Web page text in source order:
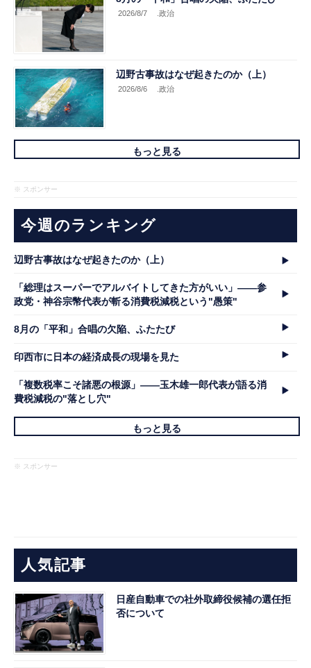
2026/8/7 .政治
辺野古事故はなぜ起きたのか（上）
2026/8/6 .政治
もっと見る
※ スポンサー
今週のランキング
辺野古事故はなぜ起きたのか（上）
「総理はスーパーでアルバイトしてきた方がいい」――参
政党・神谷宗幣代表が斬る消費税減税という"愚策"
8月の「平和」合唱の欠陥、ふたたび
印西市に日本の経済成長の現場を見た
「複数税率こそ諸悪の根源」――玉木雄一郎代表が語る消
費税減税の"落とし穴"
もっと見る
※ スポンサー
人気記事
日産自動車での社外取締役候補の選任拒
否について